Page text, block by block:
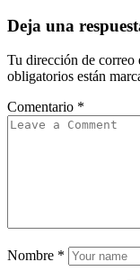
Deja una
Tu dirección de correo
obligatorios están
Comentario *
Nombre *